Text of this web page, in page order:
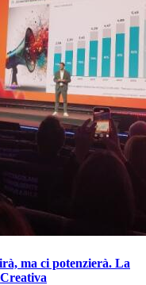
ma ci potenzierà. La